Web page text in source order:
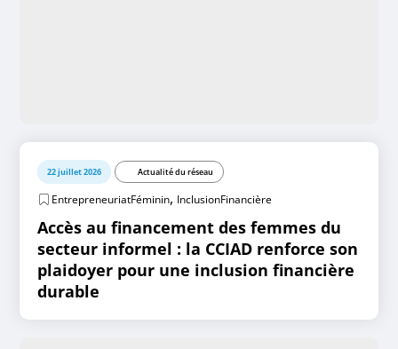
22 juillet 2026 Actualité du réseau
EntrepreneuriatFéminin, InclusionFinancière
Accès au financement des femmes du
secteur informel : la CCIAD renforce son
plaidoyer pour une inclusion financière
durable